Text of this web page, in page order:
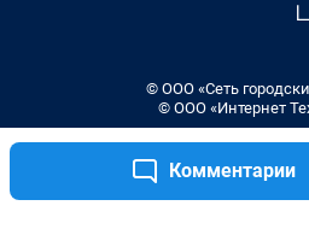
Комментарии
© ООО «Сеть
© ООО «Интернет